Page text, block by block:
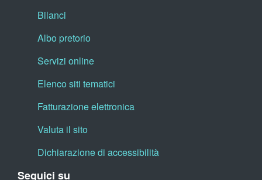
Bilanci
Albo pretorio
Servizi online
Elenco siti tematici
Fatturazione elettronica
Valuta il sito
Dichiarazione di accessibilità
Seguici su